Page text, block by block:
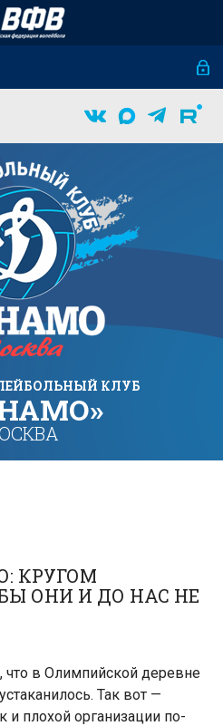
КЛУБ
КРУГОМ
ОНИ И ДО НАС НЕ
что в Олимпийской деревне
Так вот —
и плохой организации по-